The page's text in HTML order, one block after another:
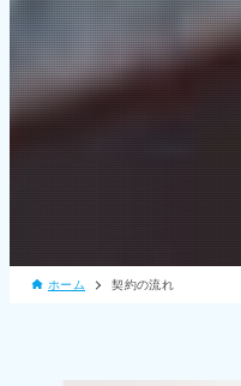
ホーム 契約の流れ